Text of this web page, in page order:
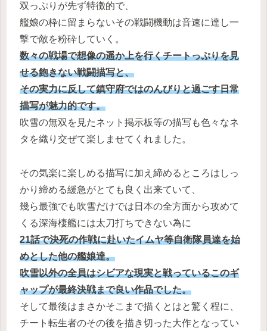
双っぷりが先ず特徴的で、
艦娘の枠に留まらないその戦闘機動は音速に達し一
撃で敵を粉砕していく。
数々の戦場で想像の遥か上を行くチートっぷりを見
せる飽きない戦闘描写と、
その実力に反して鎮守府ではのんびりと過ごす日常
描写が魅力的です。
吹雪の無双を見たネット掲示板等の描写も色々なネ
タを織り交ぜて楽しませてくれました。
その気楽に楽しめる描写に加え締めるところはしっ
かり締める緩急がとても良く出来ていて、
幾ら最強でも吹雪だけでは日本の全方面から攻めて
くる深海棲艦には太刀打ちできない為に
21話で決死の作戦に赴いたイムヤ等自衛隊員達を始
めとした他の艦娘達。
吹雪以外の全員はシビアな現実と戦っているこのギ
ャップが最終決戦まで良い作品でした。
そして最後はまさかそこまで描くとはと驚く程に、
チート転生者のその後を描き切った大作となってい